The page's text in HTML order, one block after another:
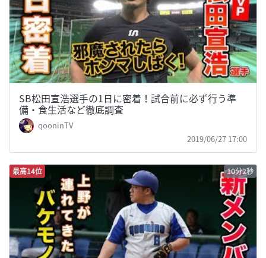
SB松田宣浩選手の1日に密着！試合前に必ず行う準
備・食生活など徹底調査
qooninTV
2019/06/27 17:00
最高14位 10分2秒